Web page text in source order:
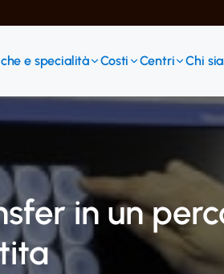
e specialità Costi Centri Chi
in un